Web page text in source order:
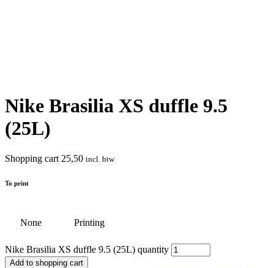
Nike Brasilia XS duffle 9.5
(25L)
Shopping cart 25,50 incl. btw
To print
None Printing
Nike Brasilia XS duffle 9.5 (25L) quantity
Add to shopping cart